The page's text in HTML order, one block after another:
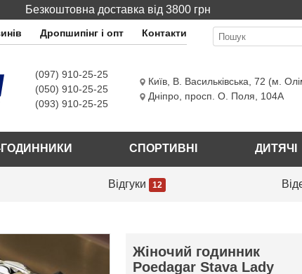
Безкоштовна доставка від 3800 грн
Дропшипінг і опт Контакти
(097) 910-25-25
(050) 910-25-25
(093) 910-25-25
Київ В. Васильківська, 72 (м.
Дніпро просп. О. Поля, 104А
СПОРТИВНІ ДИТЯЧІ
Відгуки 12
Жіночий годинник
Poedagar Stava Lady